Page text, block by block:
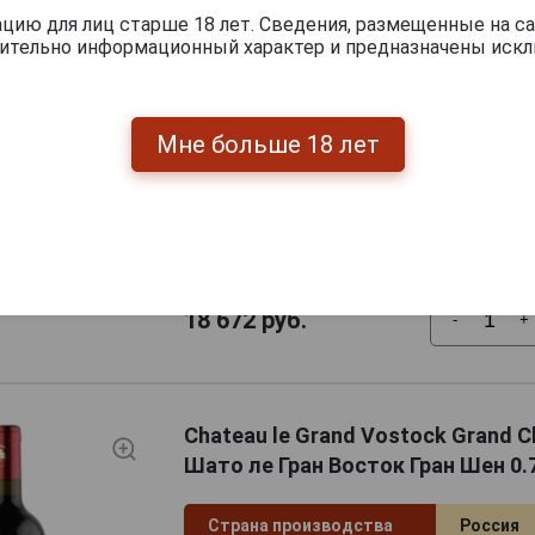
Регион (субрегион)
Изображение на
18 672руб. - +
Chateau le Grand Vostock Grand
Шато ле Гран Восток Гран Шен
Страна производства Россия
для лиц старше 18 лет. Сведения, размещенные на
информационный характер и предназначены
Мне больше 18 лет